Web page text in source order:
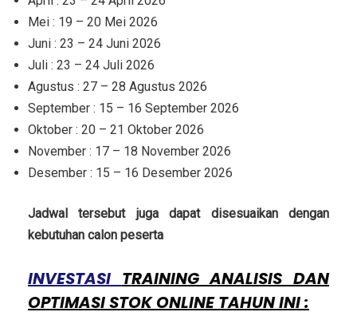
Mei : 19 – 20 Mei 2026
Juni : 23 – 24 Juni 2026
Juli : 23 – 24 Juli 2026
Agustus : 27 – 28 Agustus 2026
September : 15 – 16 September 2026
Oktober : 20 – 21 Oktober 2026
November : 17 – 18 November 2026
Desember : 15 – 16 Desember 2026
Jadwal tersebut juga dapat disesuaikan dengan
kebutuhan calon peserta
INVESTASI TRAINING ANALISIS DAN
OPTIMASI STOK ONLINETAHUN INI :